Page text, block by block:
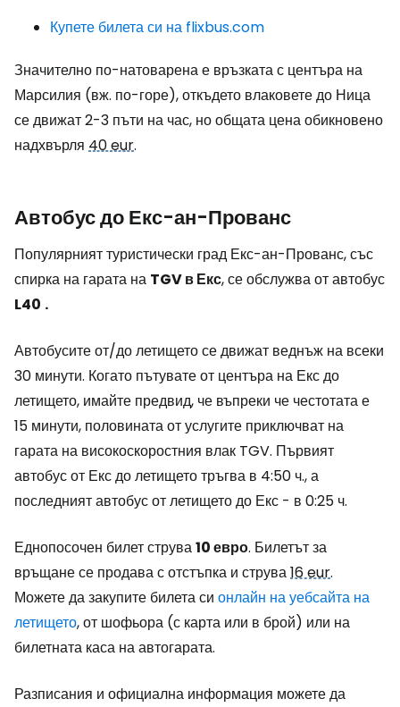
Купете билета си на flixbus.com
Значително по-натоварена е връзката с центъра на
Марсилия (вж. по-горе), откъдето влаковете до Ница
се движат 2-3 пъти на час, но общата цена обикновено
надхвърля 40 eur.
Автобус до Екс-ан-Прованс
Популярният туристически град Екс-ан-Прованс, със
спирка на гарата на TGV в Екс, се обслужва от автобус
L40 .
Автобусите от/до летището се движат веднъж на всеки
30 минути. Когато пътувате от центъра на Екс до
летището, имайте предвид, че въпреки че честотата е
15 минути, половината от услугите приключват на
гарата на високоскоростния влак TGV. Първият
автобус от Екс до летището тръгва в 4:50 ч., а
последният автобус от летището до Екс - в 0:25 ч.
Еднопосочен билет струва10 евро. Билетът за
връщане се продава с отстъпка и струва16 eur.
Можете да закупите билета си онлайн на уебсайта на
летището, от шофьора (с карта или в брой) или на
билетната каса на автогарата.
Разписания и официална информация можете да